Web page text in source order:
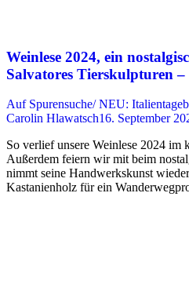
Weinlese 2024, ein
Salvatores Tierskulpturen
Auf Spurensuche/ NEU:
Carolin Hlawatsch16. September
So verlief unsere Weinlese 2024 im
Außerdem feiern wir mit beim
nimmt seine Handwerkskunst
Kastanienholz für ein